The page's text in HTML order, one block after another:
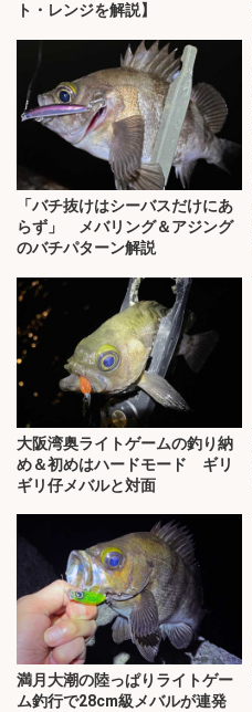
ト・レンジを解説】
「バチ抜けはシーバスだけにあ
らず」 メバリング＆アジング
のバチパターン解説
大阪湾奥ライトゲームの釣り納
め＆初めはハードモード ギリ
ギリ仔メバルと対面
満月大潮の陸っぱりライトゲー
ム釣行で28cm級メバルが連発